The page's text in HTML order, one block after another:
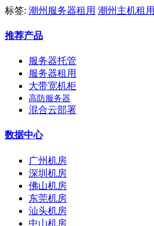
标签: 潮州服务器租用 潮州主机租用
推荐产品
服务器托管
服务器租用
大带宽机柜
高防服务器
混合云部署
数据中心
广州机房
深圳机房
佛山机房
东莞机房
汕头机房
中山机房